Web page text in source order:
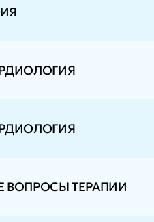
ВОПРОСЫ ТЕРАПИИ